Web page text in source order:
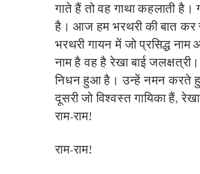
गाते हैं तो वह गाथा कहलाती है।
है। आज हम भरथरी की बात कर
भरथरी गायन में जो प्रसिद्ध
नाम है वह है रेखा बाई
निधन हुआ है। उन्हें नमन करते हुए
दूसरी जो विश्वस्त गायिका हैं,
राम-राम!
राम-राम!